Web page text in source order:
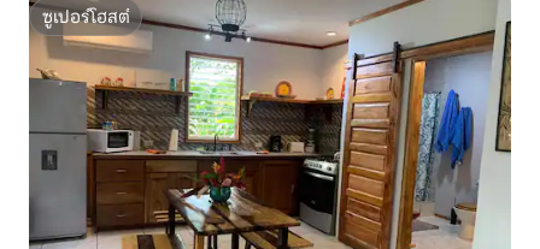
ซูเปอร์โฮสต์
ซูเปอร์โฮสต์